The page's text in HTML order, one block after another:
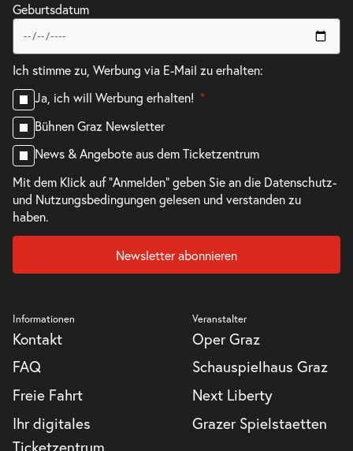
Geburtsdatum
Ich stimme zu, Werbung via E-Mail zu erhalten:
Ja, ich will Werbung erhalten!
Bühnen Graz Newsletter
News & Angebote aus dem Ticketzentrum
Mit dem Klick auf "Anmelden" geben Sie an die Datenschutz-
und Nutzungsbedingungengelesen und verstanden zu
haben.
Newsletter abonnieren
Informationen
Kontakt
FAQ
Freie Fahrt
Ihr digitales
Ticketzentrum
Veranstalter
Oper Graz
Schauspielhaus Graz
Next Liberty
Grazer Spielstaetten